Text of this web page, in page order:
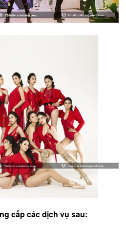
cấp các dịch vụ sau: